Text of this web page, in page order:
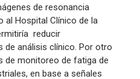
de resonancia
al Hospital Clínico de la
reducir
análisis clínico. Por otro
de monitoreo de fatiga de
en base a señales